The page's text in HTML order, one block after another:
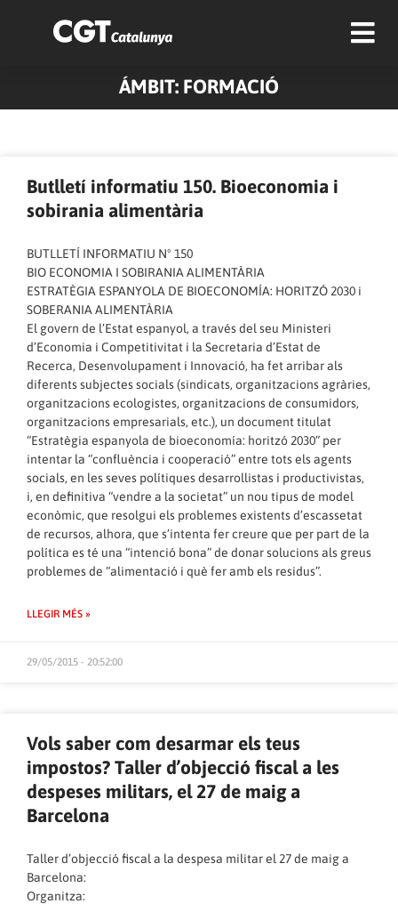
ÁMBIT: FORMACIÓ
Butlletí informatiu 150. Bioeconomia i
sobirania alimentària
BUTLLETÍ INFORMATIU Nº 150
BIO ECONOMIA I SOBIRANIA ALIMENTÀRIA
ESTRATÈGIA ESPANYOLA DE BIOECONOMÍA: HORITZÓ 2030 i
SOBERANIA ALIMENTÀRIA
El govern de l’Estat espanyol, a través del seu Ministeri
d’Economia i Competitivitat i la Secretaria d’Estat de
Recerca, Desenvolupament i Innovació, ha fet arribar als
diferents subjectes socials (sindicats, organitzacions agràries,
organitzacions ecologistes, organitzacions de consumidors,
organitzacions empresarials, etc.), un document titulat
“Estratègia espanyola de bioeconomía: horitzó 2030” per
intentar la “confluència i cooperació” entre tots els agents
socials, en les seves polítiques desarrollistas i productivistas,
i, en definitiva “vendre a la societat” un nou tipus de model
econòmic, que resolgui els problemes existents d’escassetat
de recursos, alhora, que s’intenta fer creure que per part de la
política es té una “intenció bona” de donar solucions als greus
problemes de “alimentació i què fer amb els residus”.
LLEGIR MÉS »
29/05/2015 - 20:52:00
Vols saber com desarmar els teus
impostos? Taller d’objecció fiscal a les
despeses militars, el 27 de maig a
Barcelona
Taller d’objecció fiscal a la despesa militar el 27 de maig a
Barcelona:
Organitza: